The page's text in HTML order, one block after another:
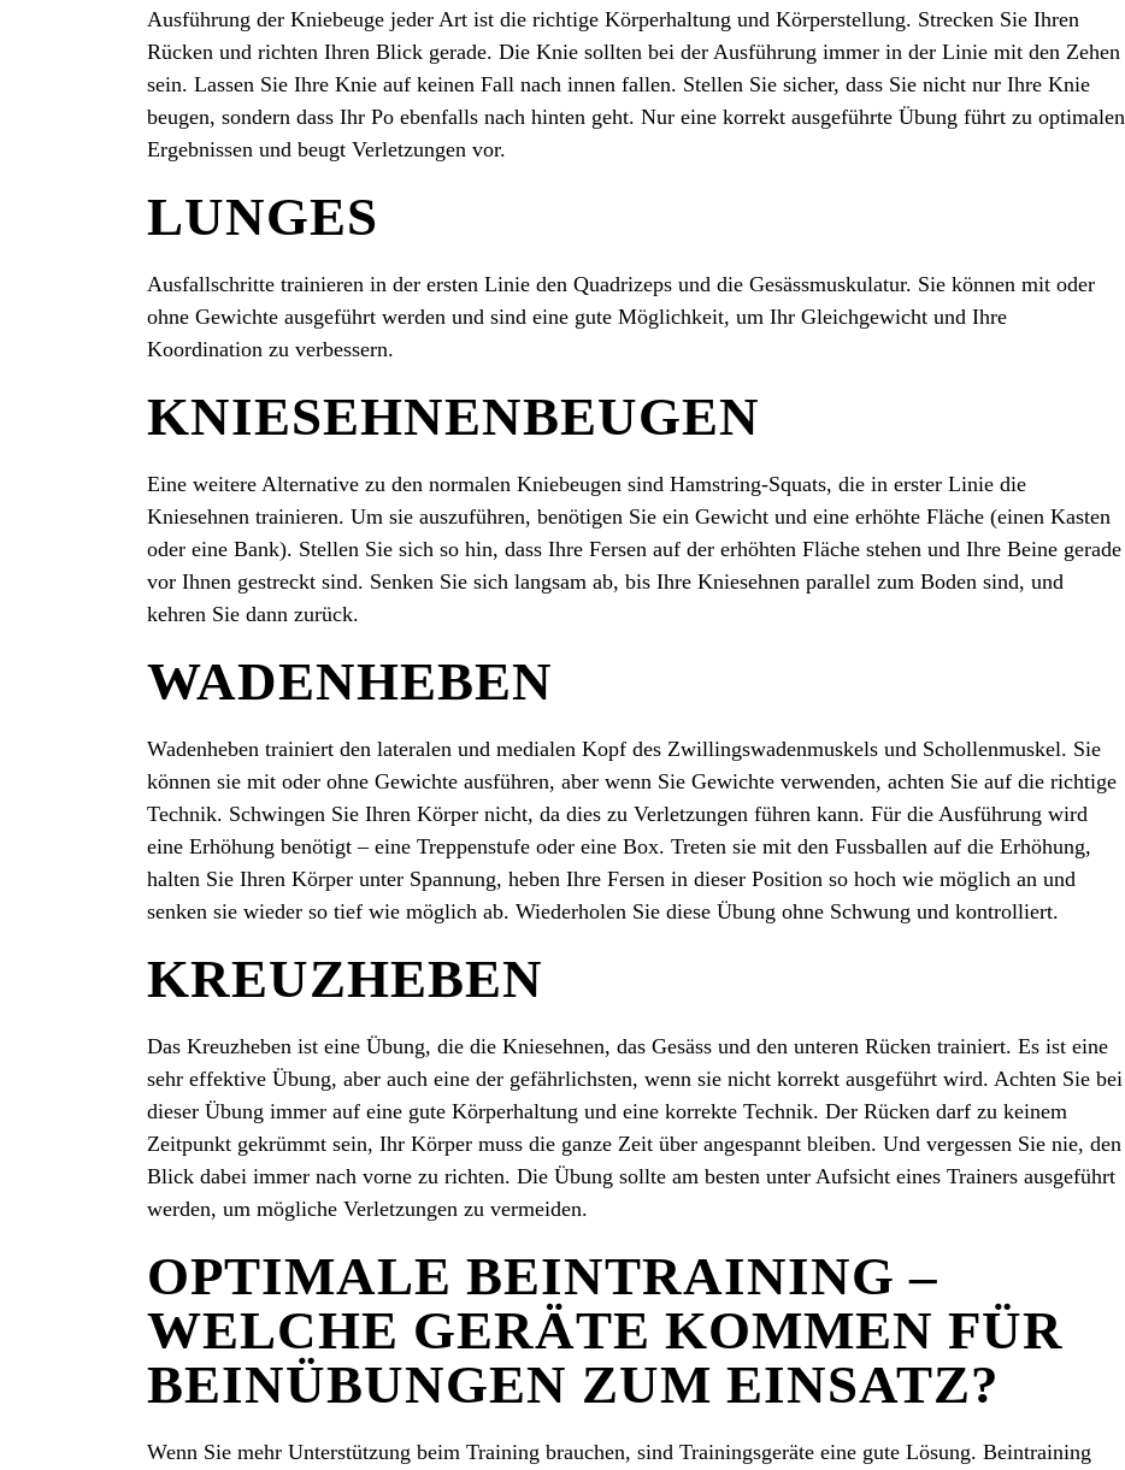
Ausführung der Kniebeuge jeder Art ist die richtige Körperhaltung und Körperstellung. Strecken Sie Ihren
Rücken und richten Ihren Blick gerade. Die Knie sollten bei der Ausführung immer in der Linie mit den Zehen
sein. Lassen Sie Ihre Knie auf keinen Fall nach innen fallen. Stellen Sie sicher, dass Sie nicht nur Ihre Knie
beugen, sondern dass Ihr Po ebenfalls nach hinten geht. Nur eine korrekt ausgeführte Übung führt zu optimalen
Ergebnissen und beugt Verletzungen vor.
LUNGES
Ausfallschritte trainieren in der ersten Linie den Quadrizeps und die Gesässmuskulatur. Sie können mit oder
ohne Gewichte ausgeführt werden und sind eine gute Möglichkeit, um Ihr Gleichgewicht und Ihre
Koordination zu verbessern.
KNIESEHNENBEUGEN
Eine weitere Alternative zu den normalen Kniebeugen sind Hamstring-Squats, die in erster Linie die
Kniesehnen trainieren. Um sie auszuführen, benötigen Sie ein Gewicht und eine erhöhte Fläche (einen Kasten
oder eine Bank). Stellen Sie sich so hin, dass Ihre Fersen auf der erhöhten Fläche stehen und Ihre Beine gerade
vor Ihnen gestreckt sind. Senken Sie sich langsam ab, bis Ihre Kniesehnen parallel zum Boden sind, und
kehren Sie dann zurück.
WADENHEBEN
Wadenheben trainiert den lateralen und medialen Kopf des Zwillingswadenmuskels und Schollenmuskel. Sie
können sie mit oder ohne Gewichte ausführen, aber wenn Sie Gewichte verwenden, achten Sie auf die richtige
Technik. Schwingen Sie Ihren Körper nicht, da dies zu Verletzungen führen kann. Für die Ausführung wird
eine Erhöhung benötigt ­­– eine Treppenstufe oder eine Box. Treten sie mit den Fussballen auf die Erhöhung,
halten Sie Ihren Körper unter Spannung, heben Ihre Fersen in dieser Position so hoch wie möglich an und
senken sie wieder so tief wie möglich ab. Wiederholen Sie diese Übung ohne Schwung und kontrolliert.
KREUZHEBEN
Das Kreuzheben ist eine Übung, die die Kniesehnen, das Gesäss und den unteren Rücken trainiert. Es ist eine
sehr effektive Übung, aber auch eine der gefährlichsten, wenn sie nicht korrekt ausgeführt wird. Achten Sie bei
dieser Übung immer auf eine gute Körperhaltung und eine korrekte Technik. Der Rücken darf zu keinem
Zeitpunkt gekrümmt sein, Ihr Körper muss die ganze Zeit über angespannt bleiben. Und vergessen Sie nie, den
Blick dabei immer nach vorne zu richten. Die Übung sollte am besten unter Aufsicht eines Trainers ausgeführt
werden, um mögliche Verletzungen zu vermeiden.
OPTIMALE BEINTRAINING ­­–
WELCHE GERÄTE KOMMEN FÜR
BEINÜBUNGEN ZUM EINSATZ?
Wenn Sie mehr Unterstützung beim Training brauchen, sind Trainingsgeräte eine gute Lösung. Beintraining